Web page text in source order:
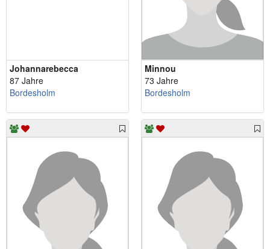
Johannarebecca
87 Jahre
Bordesholm
Minnou
73 Jahre
Bordesholm